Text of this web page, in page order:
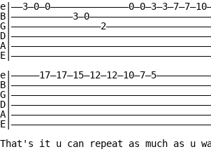
That's it u can repeat as much as u